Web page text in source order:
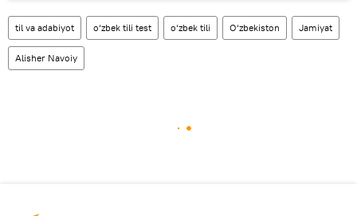
til va adabiyot o‘zbek tili test o‘zbek tili O‘zbekiston Jamiyat
Alisher Navoiy